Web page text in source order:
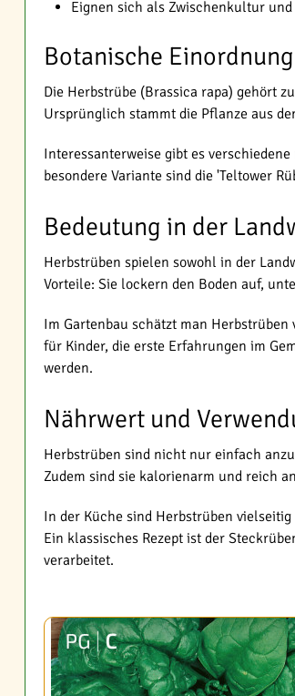
Eignen sich als Zwischenkultur
Botanische
Die Herbstrübe (Brassica rapa) gehört
Ursprünglich stammt die Pflanze aus
Interessanterweise gibt es
besondere Variante sind die 'Teltower
Bedeutung in der
Herbstrüben spielen sowohl in der
Vorteile: Sie lockern den Boden auf,
Im Gartenbau schätzt man
für Kinder, die erste Erfahrungen im
werden.
Nährwert und
Herbstrüben sind nicht nur einfach
Zudem sind sie kalorienarm und reich
In der Küche sind Herbstrüben
Ein klassisches Rezept ist der
verarbeitet.